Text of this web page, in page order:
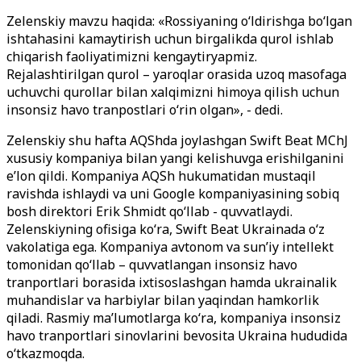
Zelenskiy mavzu haqida: «Rossiyaning o‘ldirishga bo‘lgan
ishtahasini kamaytirish uchun birgalikda qurol ishlab
chiqarish faoliyatimizni kengaytiryapmiz.
Rejalashtirilgan qurol – yaroqlar orasida uzoq masofaga
uchuvchi qurollar bilan xalqimizni himoya qilish uchun
insonsiz havo tranpostlari o‘rin olgan», - dedi.
Zelenskiy shu hafta AQShda joylashgan Swift Beat MChJ
xususiy kompaniya bilan yangi kelishuvga erishilganini
e’lon qildi. Kompaniya AQSh hukumatidan mustaqil
ravishda ishlaydi va uni Google kompaniyasining sobiq
bosh direktori Erik Shmidt qo‘llab - quvvatlaydi.
Zelenskiyning ofisiga ko‘ra, Swift Beat Ukrainada o‘z
vakolatiga ega. Kompaniya avtonom va sun’iy intellekt
tomonidan qo‘llab – quvvatlangan insonsiz havo
tranportlari borasida ixtisoslashgan hamda ukrainalik
muhandislar va harbiylar bilan yaqindan hamkorlik
qiladi. Rasmiy maʼlumotlarga koʻra, kompaniya insonsiz
havo tranportlari sinovlarini bevosita Ukraina hududida
oʻtkazmoqda.